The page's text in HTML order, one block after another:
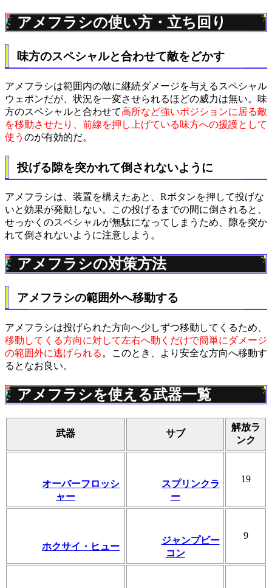
アメフラシの使い方・立ち回り
味方のスペシャルと合わせて敵をどかす
アメフラシは範囲内の敵に継続ダメージを与えるスペシャル
ウェポンだが、状況を一変させられるほどの威力は無い。味
方のスペシャルと合わせて高所など強いポジションに居る敵
を移動させたり、前線を押し上げている味方への援護として
使う のが有効的だ。
投げる隙を突かれて倒されないように
アメフラシは、装置を構えたあと、Rボタンを押して投げな
いと効果が発動しない。この投げるまでの間に倒されると、
せっかくのスペシャルが無駄になってしまうため、隙を突か
れて倒されないように注意しよう。
アメフラシの対策方法
アメフラシの範囲外へ移動する
アメフラシは投げられた方向へ少しずつ移動してくるため、
移動してくる方向に対して左右へ動くだけで簡単にダメージ
の範囲外に逃げられる 。このとき、より安全な方向へ移動す
るとなお良い。
アメフラシを使える武器一覧
武器 サブ
解放ラ
ンク
オーバーフロッシ
ャー
スプリンクラ
ー
19
ホクサイ・ヒュー
ジャンプビー
コン
9